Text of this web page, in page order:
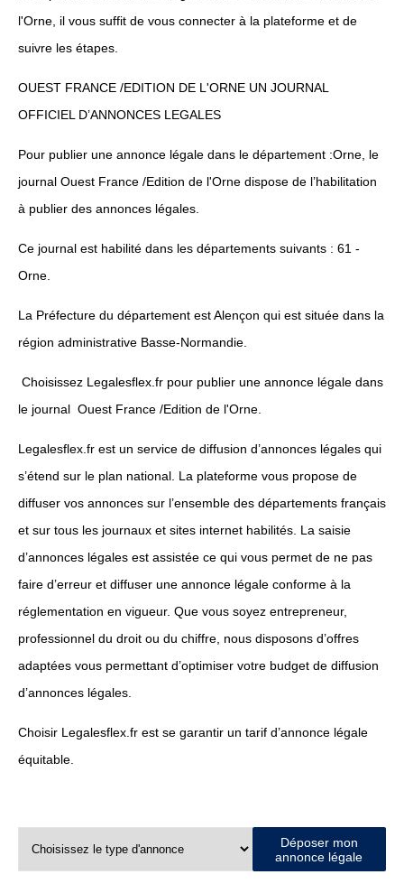
l'Orne, il vous suffit de vous connecter à la plateforme et de
suivre les étapes.
OUEST FRANCE /EDITION DE L'ORNE UN JOURNAL
OFFICIEL D’ANNONCES LEGALES
Pour publier une annonce légale dans le département :Orne, le
journal Ouest France /Edition de l'Orne dispose de l’habilitation
à publier des annonces légales.
Ce journal est habilité dans les départements suivants : 61 -
Orne.
La Préfecture du département est Alençon qui est située dans la
région administrative Basse-Normandie.
Choisissez Legalesflex.fr pour publier une annonce légale dans
le journal Ouest France /Edition de l'Orne.
Legalesflex.fr est un service de diffusion d’annonces légales qui
s’étend sur le plan national. La plateforme vous propose de
diffuser vos annonces sur l’ensemble des départements français
et sur tous les journaux et sites internet habilités. La saisie
d’annonces légales est assistée ce qui vous permet de ne pas
faire d’erreur et diffuser une annonce légale conforme à la
réglementation en vigueur. Que vous soyez entrepreneur,
professionnel du droit ou du chiffre, nous disposons d’offres
adaptées vous permettant d’optimiser votre budget de diffusion
d’annonces légales.
Choisir Legalesflex.fr est se garantir un tarif d’annonce légale
équitable.
Déposer mon
annonce légale